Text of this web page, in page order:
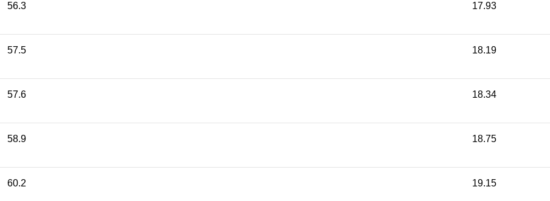
56.3 17.93
57.5 18.19
57.6 18.34
58.9 18.75
60.2 19.15